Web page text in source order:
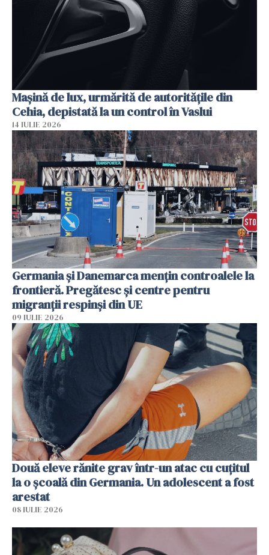
Mașină de lux, urmărită de autoritățile din
Cehia, depistată la un control în Vaslui
14 IULIE 2026
Germania și Danemarca mențin controalele la
frontieră. Pregătesc și centre pentru
migranții respinși din UE
09 IULIE 2026
Două eleve rănite grav într-un atac cu cuțitul
la o școală din Germania. Un adolescent a fost
arestat
08 IULIE 2026